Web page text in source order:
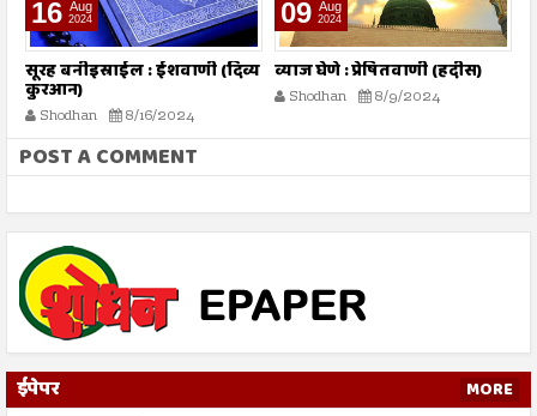
16 Aug
2024
सूरह बनीइस्राईल : ईशवाणी (दिव्य
कुरआन)
Shodhan 8/16/2024
09 Aug
2024
व्याज घेणे : प्रेषितवाणी (हदीस)
Shodhan 8/9/2024
POST A COMMENT
ईपेपर MORE